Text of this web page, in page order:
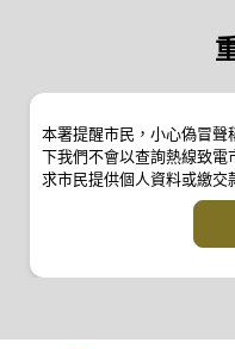
本署提醒市民，小心偽冒聲
下我們不會以查詢熱線致電
求市民提供個人資料或繳交
系統操作，本署的來電不
問，應與本署職員核實或向
詢熱線 18222 查詢。詳情